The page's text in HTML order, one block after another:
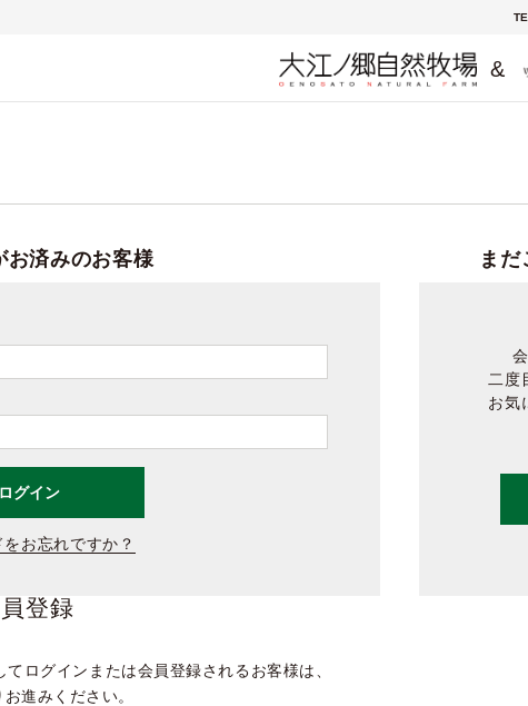
&
お済みのお客様
ログイン
お忘れですか？
まだ
二度
お気
登録
て ログインまたは会員登録されるお客様は、
進みください。